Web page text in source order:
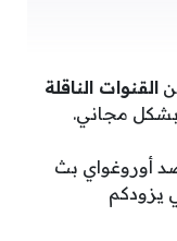
القنوات الناقلة
بشكل مجاني.
أوروغواي بث
يزودكم